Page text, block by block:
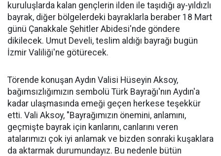
kuruluşlarda kalan gençlerin ilden ile taşıdığı ay-yıldızlı
bayrak, diğer bölgelerdeki bayraklarla beraber 18 Mart
günü Çanakkale Şehitler Abidesi'nde göndere
dikilecek. Umut Develi, teslim aldığı bayrağı bugün
İzmir Valiliği'ne götürecek.
Törende konuşan Aydın Valisi Hüseyin Aksoy,
bağımsızlığımızın sembolü Türk Bayrağı'nın Aydın'a
kadar ulaşmasında emeği geçen herkese teşekkür
etti. Vali Aksoy, "Bayrağımızın önemini, anlamını,
geçmişte bayrak için kanlarını, canlarını veren
atalarımızı çok iyi anlamak ve bizden sonraki kuşaklara
da aktarmak durumundayız. Bu nedenle bütün